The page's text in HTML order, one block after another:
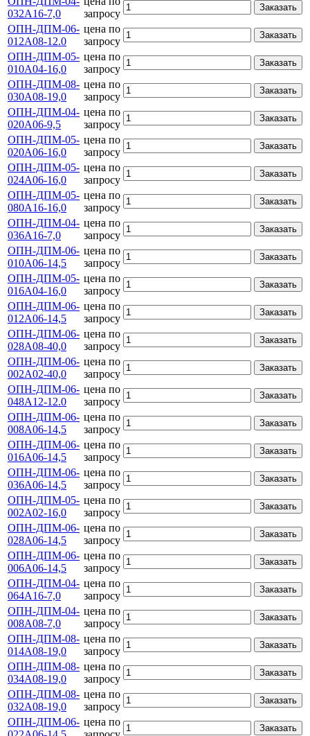
032А16-7,0
запросу
Заказать
ОПН-ДПМ-06-
012А08-12.0
цена по
запросу
Заказать
ОПН-ДПМ-05-
010А04-16,0
цена по
запросу
Заказать
ОПН-ДПМ-08-
030А08-19,0
цена по
запросу
Заказать
ОПН-ДПМ-04-
020А06-9,5
цена по
запросу
Заказать
ОПН-ДПМ-05-
020А06-16,0
цена по
запросу
Заказать
ОПН-ДПМ-05-
024А06-16,0
цена по
запросу
Заказать
ОПН-ДПМ-05-
080А16-16,0
цена по
запросу
Заказать
ОПН-ДПМ-04-
036А16-7,0
цена по
запросу
Заказать
ОПН-ДПМ-06-
010А06-14,5
цена по
запросу
Заказать
ОПН-ДПМ-05-
016А04-16,0
цена по
запросу
Заказать
ОПН-ДПМ-06-
012А06-14,5
цена по
запросу
Заказать
ОПН-ДПМ-06-
028А08-40,0
цена по
запросу
Заказать
ОПН-ДПМ-06-
002А02-40,0
цена по
запросу
Заказать
ОПН-ДПМ-06-
048А12-12.0
цена по
запросу
Заказать
ОПН-ДПМ-06-
008А06-14,5
цена по
запросу
Заказать
ОПН-ДПМ-06-
016А06-14,5
цена по
запросу
Заказать
ОПН-ДПМ-06-
036А06-14,5
цена по
запросу
Заказать
ОПН-ДПМ-05-
002А02-16,0
цена по
запросу
Заказать
ОПН-ДПМ-06-
028А06-14,5
цена по
запросу
Заказать
ОПН-ДПМ-06-
006А06-14,5
цена по
запросу
Заказать
ОПН-ДПМ-04-
064А16-7,0
цена по
запросу
Заказать
ОПН-ДПМ-04-
008А08-7,0
цена по
запросу
Заказать
ОПН-ДПМ-08-
014А08-19,0
цена по
запросу
Заказать
ОПН-ДПМ-08-
034А08-19,0
цена по
запросу
Заказать
ОПН-ДПМ-08-
032А08-19,0
цена по
запросу
Заказать
ОПН-ДПМ-06- цена по
Заказать